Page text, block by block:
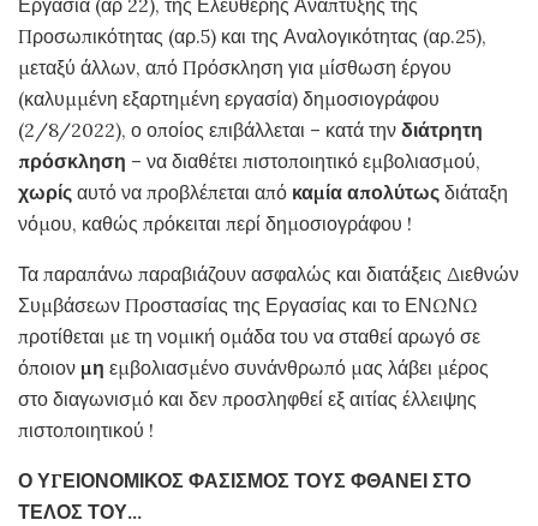
Εργασία (αρ 22), της Ελεύθερης Ανάπτυξης της
Προσωπικότητας (αρ.5) και της Αναλογικότητας (αρ.25),
μεταξύ άλλων, από Πρόσκληση για μίσθωση έργου
(καλυμμένη εξαρτημένη εργασία) δημοσιογράφου
(2/8/2022), ο οποίος επιβάλλεται – κατά την διάτρητη
πρόσκληση – να διαθέτει πιστοποιητικό εμβολιασμού,
χωρίς αυτό να προβλέπεται από καμία απολύτως διάταξη
νόμου, καθώς πρόκειται περί δημοσιογράφου !
Τα παραπάνω παραβιάζουν ασφαλώς και διατάξεις Διεθνών
Συμβάσεων Προστασίας της Εργασίας και το ΕΝΩΝΩ
προτίθεται με τη νομική ομάδα του να σταθεί αρωγό σε
όποιον μη εμβολιασμένο συνάνθρωπό μας λάβει μέρος
στο διαγωνισμό και δεν προσληφθεί εξ αιτίας έλλειψης
πιστοποιητικού !
Ο ΥΓΕΙΟΝΟΜΙΚΟΣ ΦΑΣΙΣΜΟΣ ΤΟΥΣ ΦΘΑΝΕΙ ΣΤΟ
ΤΕΛΟΣ ΤΟΥ…